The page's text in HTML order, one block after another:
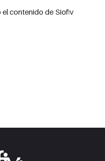
contenido de Siofiv